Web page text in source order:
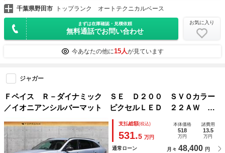
千葉県野田市 トップランク オートテクニカルベース
まずは在庫確認・見積依頼
無料通話でお問い合わせ
お気に入り
今あなたの他に15人が見ています
ジャガー
Ｆペイス Ｒ－ダイナミック ＳＥ Ｄ２００ ＳＶＯカラー
／イオニアンシルバーマット ピクセルＬＥＤ ２２ＡＷ サ
イドステップ ダイナミックハンドリングＰ ウィンザーレザ
ー シートクーラー ＭＥＲＩＤＩＡＮサラウンド ３Ｄビュ
ー 車検Ｒ９／１０
支払総額(税込)
531.5 万円
本体価格
518
万円
諸費用
13.5
万円
通常ローン 月々 48,400 円